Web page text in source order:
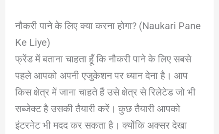
नौकरी पाने के लिए क्या करना होगा? (Naukari Pane
Ke Liye)
फ्रेंड में बताना चाहता हूँ कि नौकरी पाने के लिए सबसे
पहले आपको अपनी एजुकेशन पर ध्यान देना है। आप
किस क्षेत्र में जाना चाहते हैं उसे क्षेत्र से रिलेटेड जो भी
सब्जेक्ट है उसकी तैयारी करें। कुछ तैयारी आपको
इंटरनेट भी मदद कर सकता है। क्योंकि अक्सर देखा